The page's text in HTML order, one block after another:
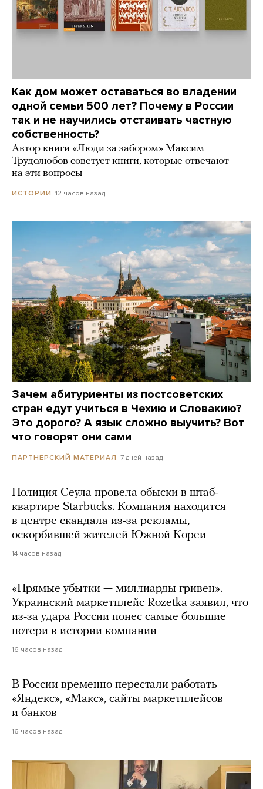
Как дом может оставаться во владении
одной семьи 500 лет? Почему в России
так и не научились отстаивать частную
собственность?
Автор книги «Люди за забором» Максим
Трудолюбов советует книги, которые отвечают
на эти вопросы
ИСТОРИИ 12 часов назад
Зачем абитуриенты из постсоветских
стран едут учиться в Чехию и Словакию?
Это дорого? А язык сложно выучить? Вот
что говорят они сами
ПАРТНЕРСКИЙ МАТЕРИАЛ 7 дней назад
Полиция Сеула провела обыски в штаб-
квартире Starbucks. Компания находится
в центре скандала из-за рекламы,
оскорбившей жителей Южной Кореи
14 часов назад
«Прямые убытки — миллиарды гривен».
Украинский маркетплейс Rozetka заявил, что
из-за удара России понес самые большие
потери в истории компании
16 часов назад
В России временно перестали работать
«Яндекс», «Макс», сайты маркетплейсов
и банков
16 часов назад